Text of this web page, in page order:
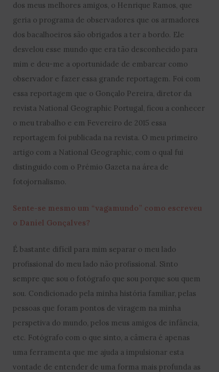
dos meus melhores amigos, o Henrique Ramos, que
geria o programa de observadores que os armadores
dos bacalhoeiros são obrigados a ter a bordo. Ele
desvelou esse mundo que era tão desconhecido para
mim e deu-me a oportunidade de embarcar como
observador e fazer essa grande reportagem. Foi com
essa reportagem que o Gonçalo Pereira, diretor da
revista National Geographic Portugal, ficou a conhecer
o meu trabalho e em Fevereiro de 2015 essa
reportagem foi publicada na revista. O meu primeiro
artigo com a National Geographic, com o qual fui
distinguido com o Prémio Gazeta na área de
fotojornalismo.
Sente-se mesmo um “vagamundo” como escreveu
o Daniel Gonçalves?
É bastante difícil para mim separar o meu lado
profissional do meu lado não profissional. Sinto
sempre que sou o fotógrafo que sou porque sou quem
sou. Condicionado pela minha história familiar, pelas
pessoas que foram pontos de viragem na minha
perspetiva do mundo, pelos meus amigos de infância,
etc. Fotógrafo com o que sinto, a câmera é apenas
uma ferramenta que me ajuda a impulsionar esta
vontade de entender de uma forma mais profunda as